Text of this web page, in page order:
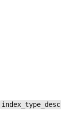
index_type_desc